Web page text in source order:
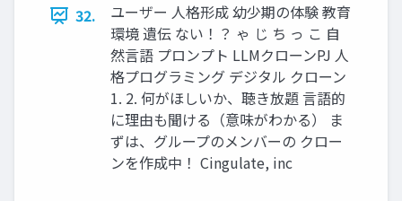
32.
ユーザー 人格形成 幼少期の体験 教育
環境 遺伝 ない！？ ゃ じ ち っ こ 自
然言語 プロンプト LLMクローンPJ 人
格プログラミング デジタル クローン
1. 2. 何がほしいか、聴き放題 言語的
に理由も聞ける（意味がわかる） ま
ずは、グループのメンバーの クロー
ンを作成中！ Cingulate, inc